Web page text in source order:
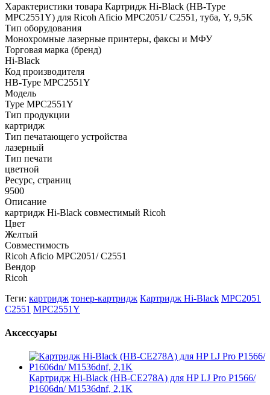
Характеристики товара Картридж Hi-Black (HB-Type
MPC2551Y) для Ricoh Aficio MPC2051/ C2551, туба, Y, 9,5K
Тип оборудования
Монохромные лазерные принтеры, факсы и МФУ
Торговая марка (бренд)
Hi-Black
Код производителя
HB-Type MPC2551Y
Модель
Type MPC2551Y
Тип продукции
картридж
Тип печатающего устройства
лазерный
Тип печати
цветной
Ресурс, страниц
9500
Описание
картридж Hi-Black совместимый Ricoh
Цвет
Желтый
Совместимость
Ricoh Aficio MPC2051/ C2551
Вендор
Ricoh
Теги: картридж тонер-картридж Картридж Hi-Black MPC2051
C2551 MPC2551Y
Аксессуары
Картридж Hi-Black (HB-CE278A) для HP LJ Pro P1566/
P1606dn/ M1536dnf, 2,1K